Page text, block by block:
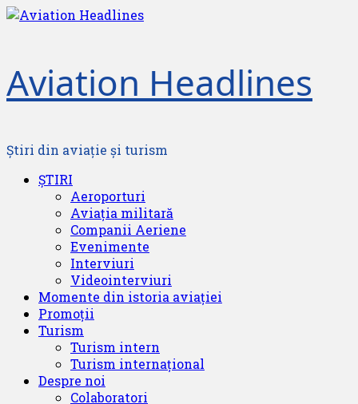
Skip
Aviation Headlines
Știri din aviație și turism
Primary
ȘTIRI
Aeroporturi
Aviația militară
Companii Aeriene
Evenimente
Interviuri
Videointerviuri
Momente din istoria aviației
Promoții
Turism
Turism intern
Turism internațional
Despre noi
Colaboratori